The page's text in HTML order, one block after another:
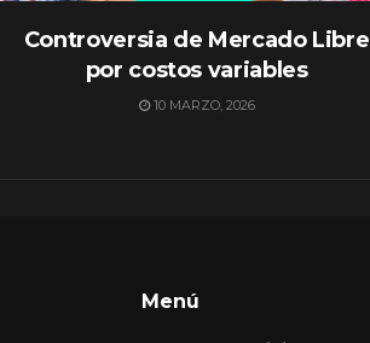
Controversia de Mercado Libre
por costos variables
10 MARZO, 2026
Menú